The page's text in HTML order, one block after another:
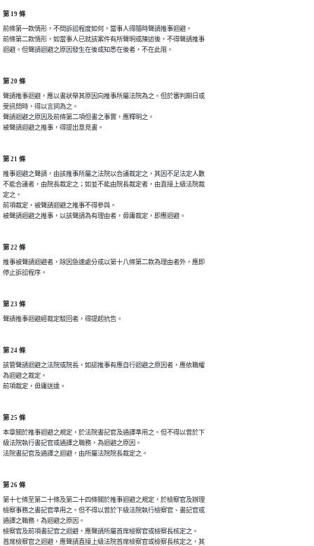
第 19 條
前條第一款情形，不問訴訟程度如何，當事人得隨時聲請推事迴避。
前條第二款情形，如當事人已就該案件有所聲明或陳述後，不得聲請推事
迴避。但聲請迴避之原因發生在後或知悉在後者，不在此限。
第 20 條
聲請推事迴避，應以書狀舉其原因向推事所屬法院為之。但於審判期日或
受訊問時，得以言詞為之。
聲請迴避之原因及前條第二項但書之事實，應釋明之。
被聲請迴避之推事，得提出意見書。
第 21 條
推事迴避之聲請，由該推事所屬之法院以合議裁定之，其因不足法定人數
不能合議者，由院長裁定之；如並不能由院長裁定者，由直接上級法院裁
定之。
前項裁定，被聲請迴避之推事不得參與。
被聲請迴避之推事，以該聲請為有理由者，毋庸裁定，即應迴避。
第 22 條
推事被聲請迴避者，除因急速處分或以第十八條第二款為理由者外，應即
停止訴訟程序。
第 23 條
聲請推事迴避經裁定駁回者，得提起抗告。
第 24 條
該管聲請迴避之法院或院長，如認推事有應自行迴避之原因者，應依職權
為迴避之裁定。
前項裁定，毋庸送達。
第 25 條
本章關於推事迴避之規定，於法院書記官及通譯準用之。但不得以曾於下
級法院執行書記官或通譯之職務，為迴避之原因。
法院書記官及通譯之迴避，由所屬法院院長裁定之。
第 26 條
第十七條至第二十條及第二十四條關於推事迴避之規定，於檢察官及辦理
檢察事務之書記官準用之。但不得以曾於下級法院執行檢察官、書記官或
通譯之職務，為迴避之原因。
檢察官及前項書記官之迴避，應聲請所屬首席檢察官或檢察長核定之。
首席檢察官之迴避，應聲請直接上級法院首席檢察官或檢察長核定之，其